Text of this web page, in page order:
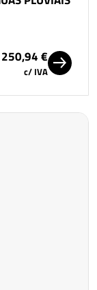
250,94 €
c/ IVA